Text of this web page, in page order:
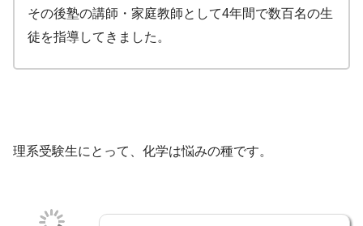
その後塾の講師・家庭教師として4年間で数百名の生
徒を指導してきました。
理系受験生にとって、化学は悩みの種です。